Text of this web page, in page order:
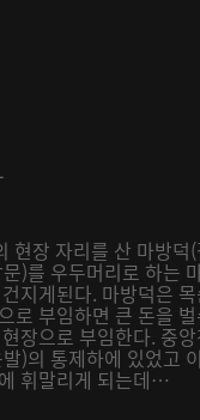
장 자리를 산 마방
)를 우두머리로 하는
지게된다. 마방덕은
로 부임하면 큰 돈을
장으로 부임한다. 중
)의 통제하에 있었고
휘말리게 되는데…